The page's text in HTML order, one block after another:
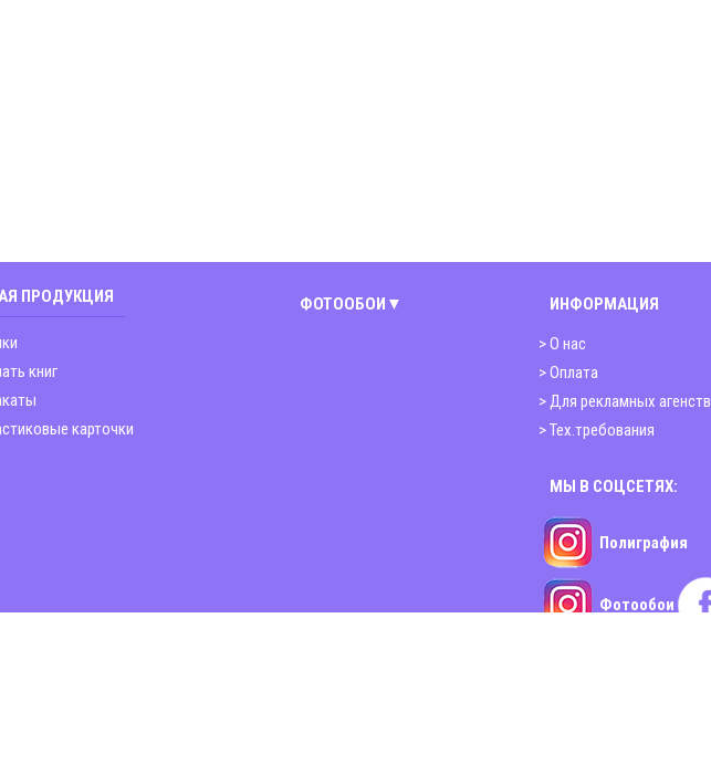
книг
карточки
ПРОДУКЦИЯ ФОТООБОИ
ИНФОРМАЦИЯ
> О нас
> Оплата
> Для рекламных агенств
> Тех.требования
МЫ В СОЦСЕТЯХ:
Полиграфия
Фотообои